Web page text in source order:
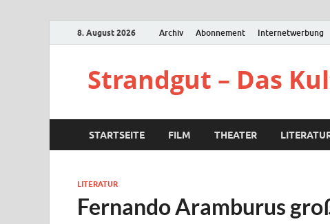
8. August 2026 Archiv Abonnement Internetwerbung
Strandgut – Das
STARTSEITE FILM THEATER
LITERATUR
Fernando Aramburus